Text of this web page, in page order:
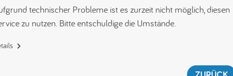
technischer Probleme ist es zurzeit nicht möglich, diesen
zu nutzen. Bitte entschuldige die Umstände.
:"[error/securityServiceError]","id":null,"shouldWriteToLogger":true}